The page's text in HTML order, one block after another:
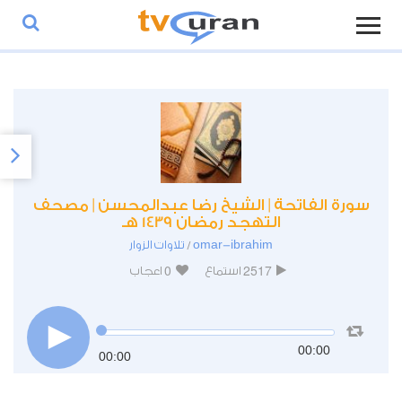
سورة الفاتحة | الشيخ رضا عبدالمحسن | مصحف
التهجد رمضان 1439 هـ
omar-ibrahim
/ تلاوات الزوار
2517 استماع 0 اعجاب
00:00 00:00